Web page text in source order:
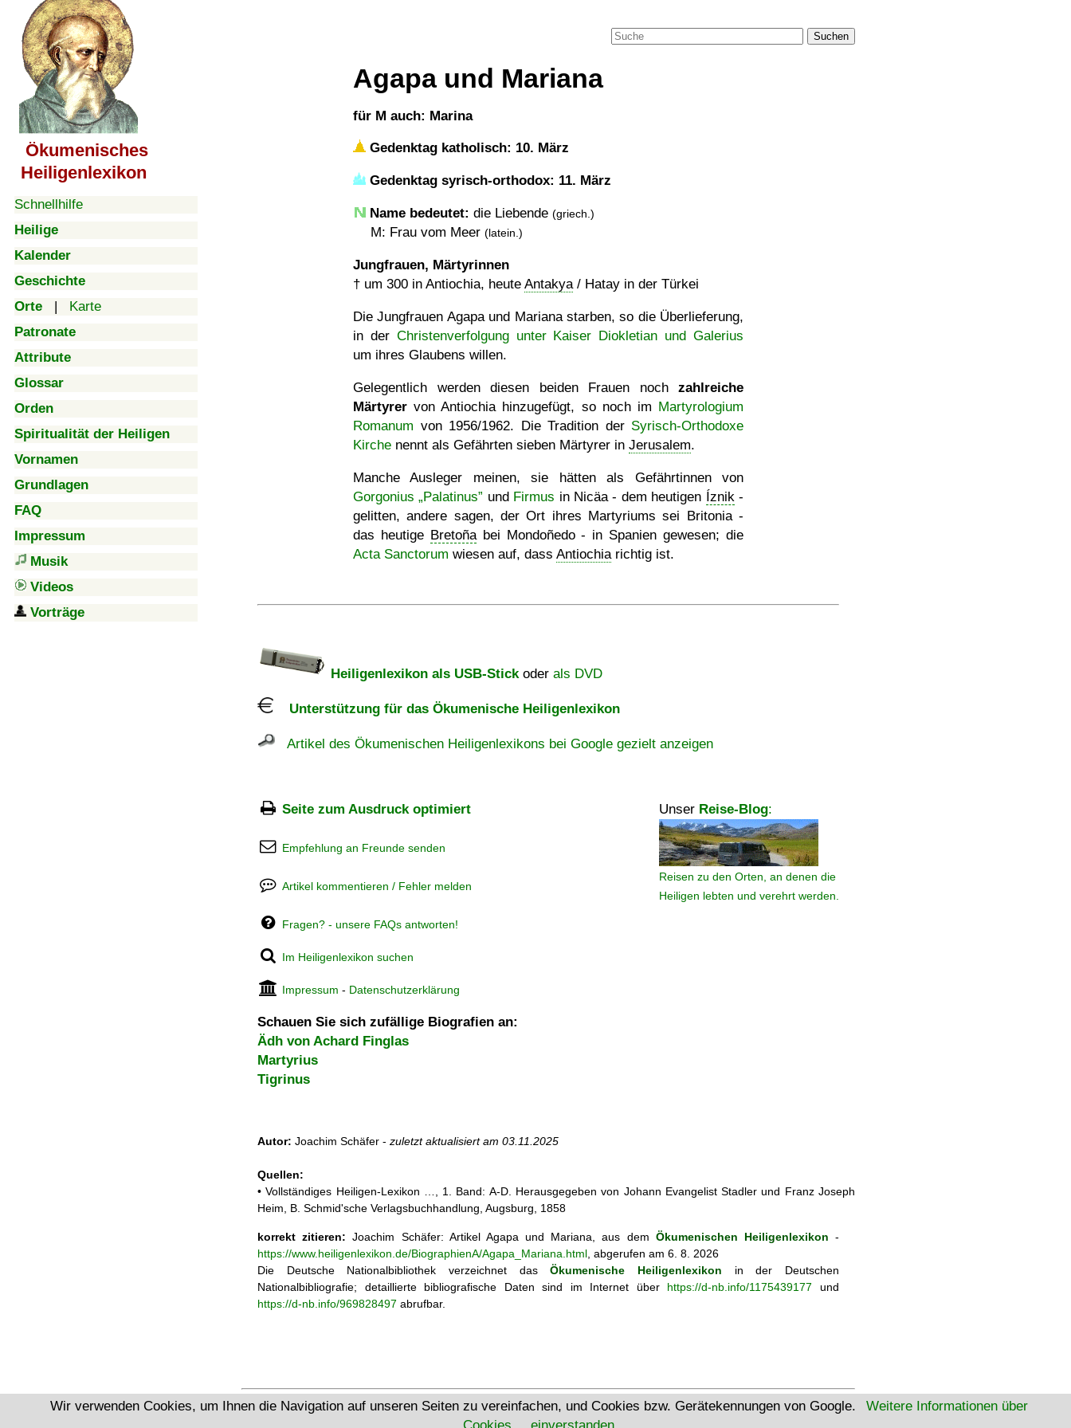
Ökumenisches
Heiligenlexikon
Schnellhilfe
Heilige
Kalender
Geschichte
Orte | Karte
Patronate
Attribute
Glossar
Orden
Spiritualität der Heiligen
Vornamen
Grundlagen
FAQ
Impressum
Musik
Videos
Vorträge
Suchen
Agapa und Mariana
für M auch: Marina
Gedenktag katholisch: 10. März
Gedenktag syrisch-orthodox: 11. März
Name bedeutet: die Liebende (griech.)
M: Frau vom Meer (latein.)
Jungfrauen, Märtyrinnen
† um 300 in Antiochia, heute Antakya/ Hatay in der Türkei
Die Jungfrauen Agapa und Mariana starben, so die Überlieferung,
in der Christenverfolgung unter Kaiser Diokletian und Galerius
um ihres Glaubens willen.
Gelegentlich werden diesen beiden Frauen noch zahlreiche
Märtyrer von Antiochia hinzugefügt, so noch im Martyrologium
Romanum von 1956/1962. Die Tradition der Syrisch-Orthodoxe
Kirche nennt als Gefährten sieben Märtyrer in Jerusalem.
Manche Ausleger meinen, sie hätten als Gefährtinnen von
Gorgonius Palatinus und Firmus in Nicäa - dem heutigen Íznik-
gelitten, andere sagen, der Ort ihres Martyriums sei Britonia -
das heutige Bretoñabei Mondoñedo - in Spanien gewesen; die
Acta Sanctorum wiesen auf, dass Antiochiarichtig ist.
Heiligenlexikon als USB-Stickoder als DVD
Unterstützung für das Ökumenische Heiligenlexikon
Artikel des Ökumenischen Heiligenlexikons bei Google gezielt anzeigen
Seite zum Ausdruck optimiert Unser Reise-Blog:
Reisen zu den Orten, an denen die
Heiligen lebten und verehrt werden.
Empfehlung an Freunde senden
Artikel kommentieren / Fehler melden
Fragen? - unsere FAQs antworten!
Im Heiligenlexikon suchen
Impressum - Datenschutzerklärung
Schauen Sie sich zufällige Biografien an:
Ädh von Achard Finglas
Martyrius
Tigrinus
Autor: Joachim Schäfer - zuletzt aktualisiert am 03.11.2025
Quellen:
• Vollständiges Heiligen-Lexikon …, 1. Band: A-D. Herausgegeben von Johann Evangelist Stadler und Franz Joseph
Heim, B. Schmid'sche Verlagsbuchhandlung, Augsburg, 1858
korrekt zitieren: Joachim Schäfer: Artikel Agapa und Mariana, aus dem Ökumenischen Heiligenlexikon -
https://www.heiligenlexikon.de/BiographienA/Agapa_Mariana.html , abgerufen am 6. 8. 2026
Die Deutsche Nationalbibliothek verzeichnet dasÖkumenische Heiligenlexikon in der Deutschen
Nationalbibliografie; detaillierte bibliografische Daten sind im Internet über https://d-nb.info/1175439177 und
https://d-nb.info/969828497 abrufbar.
Ökumenisches Heiligenlexikon
Wir verwenden Cookies, um Ihnen die Navigation auf unseren Seiten zu vereinfachen, und Cookies bzw. Gerätekennungen von Google.
Weitere Informationen über